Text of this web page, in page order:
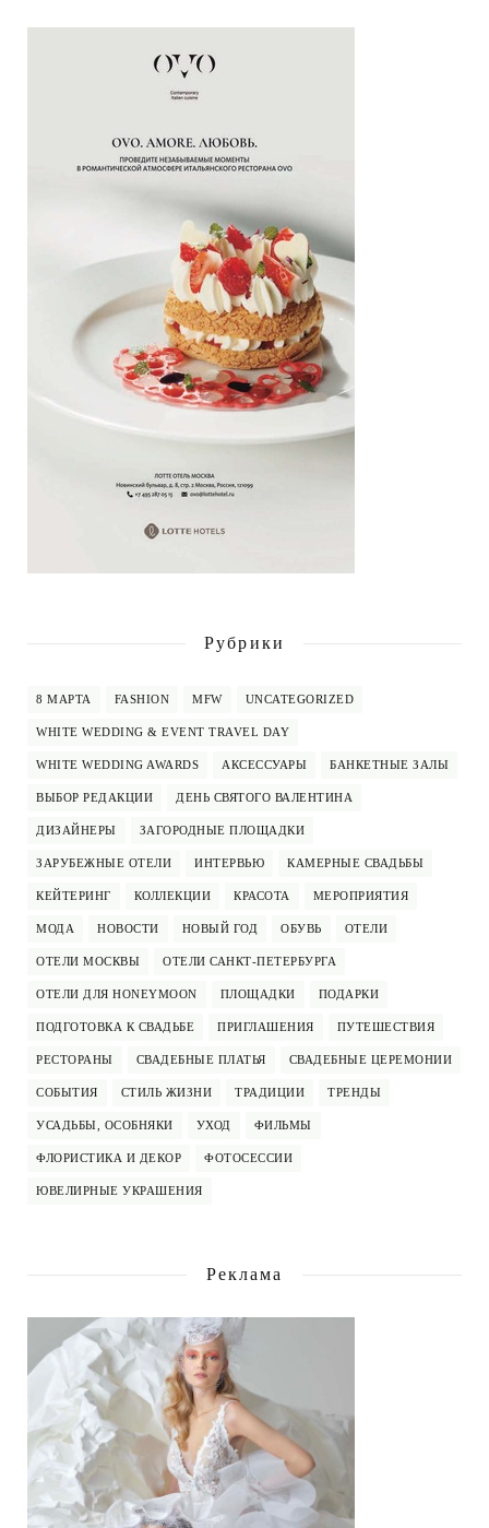
Рубрики
8 МАРТА FASHION MFW UNCATEGORIZED
WHITE WEDDING & EVENT TRAVEL DAY
WHITE WEDDING AWARDS АКСЕССУАРЫ БАНКЕТНЫЕ ЗАЛЫ
ВЫБОР РЕДАКЦИИ ДЕНЬ СВЯТОГО ВАЛЕНТИНА
ДИЗАЙНЕРЫ ЗАГОРОДНЫЕ ПЛОЩАДКИ
ЗАРУБЕЖНЫЕ ОТЕЛИ ИНТЕРВЬЮ КАМЕРНЫЕ СВАДЬБЫ
КЕЙТЕРИНГ КОЛЛЕКЦИИ КРАСОТА МЕРОПРИЯТИЯ
МОДА НОВОСТИ НОВЫЙ ГОД ОБУВЬ ОТЕЛИ
ОТЕЛИ МОСКВЫ ОТЕЛИ САНКТ-ПЕТЕРБУРГА
ОТЕЛИ ДЛЯ HONEYMOON ПЛОЩАДКИ ПОДАРКИ
ПОДГОТОВКА К СВАДЬБЕ ПРИГЛАШЕНИЯ ПУТЕШЕСТВИЯ
РЕСТОРАНЫ СВАДЕБНЫЕ ПЛАТЬЯ СВАДЕБНЫЕ ЦЕРЕМОНИИ
СОБЫТИЯ СТИЛЬ ЖИЗНИ ТРАДИЦИИ ТРЕНДЫ
УСАДЬБЫ, ОСОБНЯКИ УХОД ФИЛЬМЫ
ФЛОРИСТИКА И ДЕКОР ФОТОСЕССИИ
ЮВЕЛИРНЫЕ УКРАШЕНИЯ
Реклама